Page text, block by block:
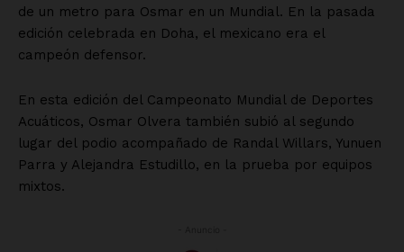
de un metro para Osmar en un Mundial. En la pasada
edición celebrada en Doha, el mexicano era el
campeón defensor.
En esta edición del Campeonato Mundial de Deportes
Acuáticos, Osmar Olvera también subió al segundo
lugar del podio acompañado de Randal Willars, Yunuen
Parra y Alejandra Estudillo, en la prueba por equipos
mixtos.